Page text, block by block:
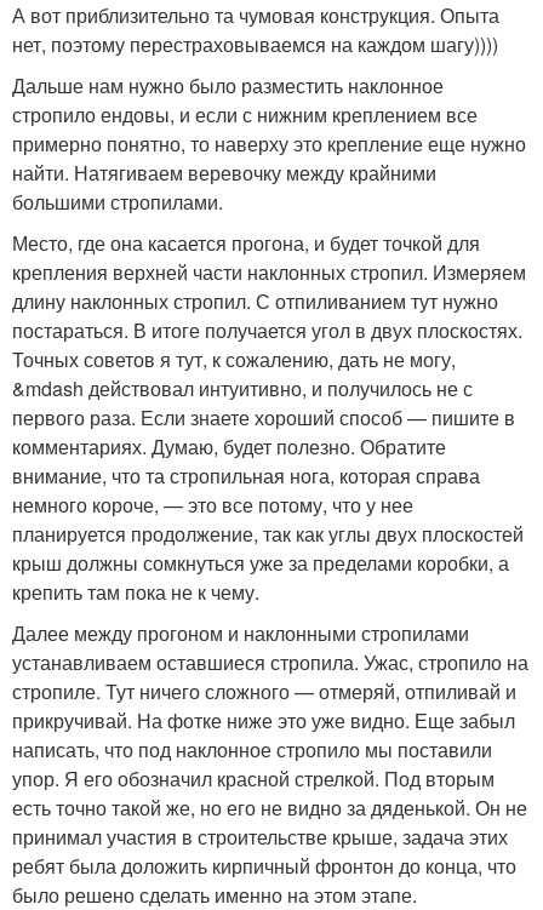
А вот приблизительно та чумовая конструкция. Опыта
нет, поэтому перестраховываемся на каждом шагу))))
Дальше нам нужно было разместить наклонное
стропило ендовы, и если с нижним креплением все
примерно понятно, то наверху это крепление еще нужно
найти. Натягиваем веревочку между крайними
большими стропилами.
Место, где она касается прогона, и будет точкой для
крепления верхней части наклонных стропил. Измеряем
длину наклонных стропил. С отпиливанием тут нужно
постараться. В итоге получается угол в двух плоскостях.
Точных советов я тут, к сожалению, дать не могу,
&mdash действовал интуитивно, и получилось не с
первого раза. Если знаете хороший способ — пишите в
комментариях. Думаю, будет полезно. Обратите
внимание, что та стропильная нога, которая справа
немного короче, — это все потому, что у нее
планируется продолжение, так как углы двух плоскостей
крыш должны сомкнуться уже за пределами коробки, а
крепить там пока не к чему.
Далее между прогоном и наклонными стропилами
устанавливаем оставшиеся стропила. Ужас, стропило на
стропиле. Тут ничего сложного — отмеряй, отпиливай и
прикручивай. На фотке ниже это уже видно. Еще забыл
написать, что под наклонное стропило мы поставили
упор. Я его обозначил красной стрелкой. Под вторым
есть точно такой же, но его не видно за дяденькой. Он не
принимал участия в строительстве крыше, задача этих
ребят была доложить кирпичный фронтон до конца, что
было решено сделать именно на этом этапе.